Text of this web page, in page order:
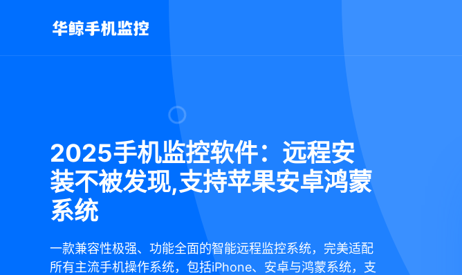
2025手机监控软件：远程安
装不被发现,支持苹果安卓鸿蒙
系统
一款兼容性极强、功能全面的智能远程监控系统，完美适配
所有主流手机操作系统，包括iPhone、安卓与鸿蒙系统，支